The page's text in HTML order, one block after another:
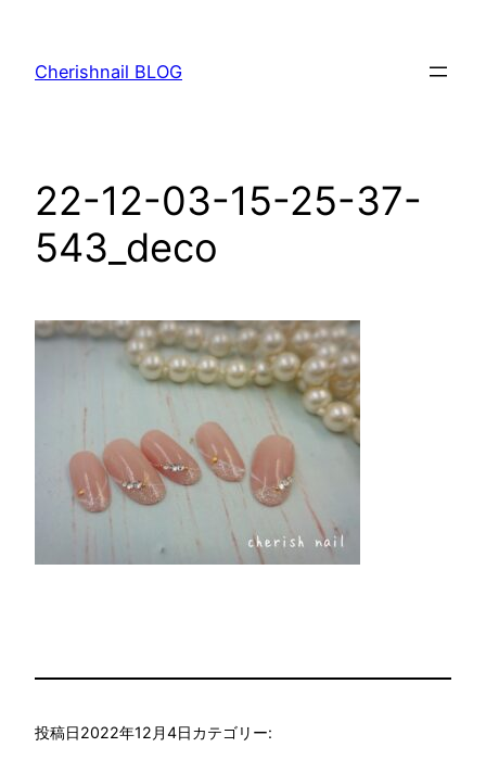
Cherishnail BLOG
22-12-03-15-25-37-
543_deco
投稿日2022年12月4日カテゴリー: